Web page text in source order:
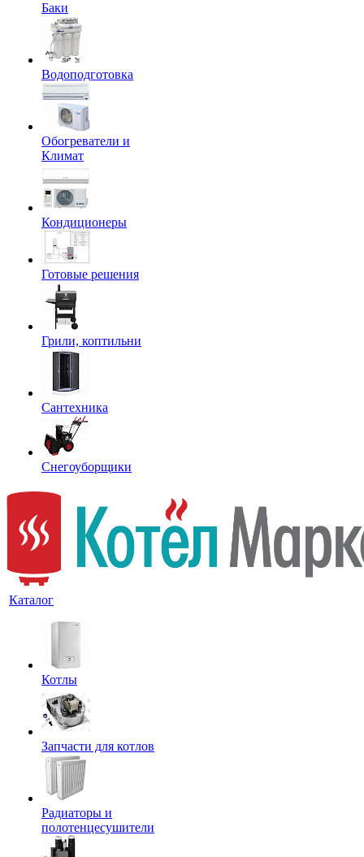
Баки
Водоподготовка
Обогреватели и
Климат
Кондиционеры
Готовые решения
Грили, коптильни
Сантехника
Снегоуборщики
Каталог
Котлы
Запчасти для котлов
Радиаторы и
полотенцесушители